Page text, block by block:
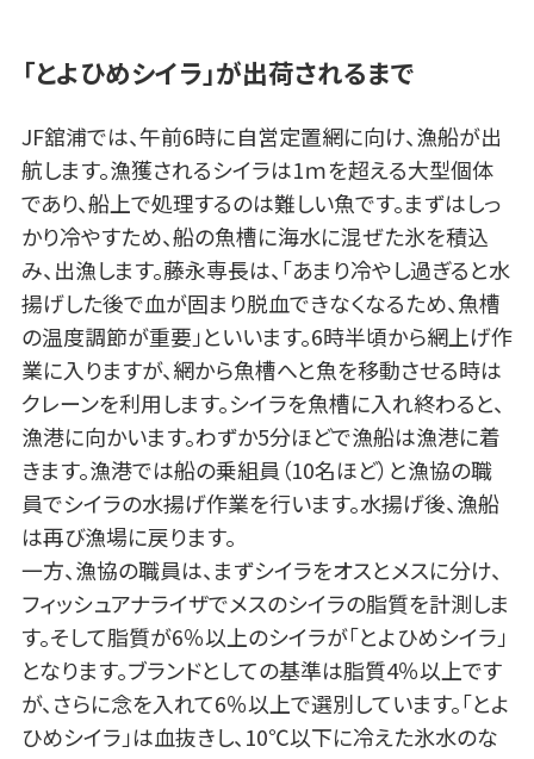
「とよひめシイラ」が出荷されるまで
JF舘浦では、午前6時に自営定置網に向け、漁船が出
航します。漁獲されるシイラは1ｍを超える大型個体
であり、船上で処理するのは難しい魚です。まずはしっ
かり冷やすため、船の魚槽に海水に混ぜた氷を積込
み、出漁します。藤永専長は、「あまり冷やし過ぎると水
揚げした後で血が固まり脱血できなくなるため、魚槽
の温度調節が重要」といいます。6時半頃から網上げ作
業に入りますが、網から魚槽へと魚を移動させる時は
クレーンを利用します。シイラを魚槽に入れ終わると、
漁港に向かいます。わずか5分ほどで漁船は漁港に着
きます。漁港では船の乗組員（10名ほど）と漁協の職
員でシイラの水揚げ作業を行います。水揚げ後、漁船
は再び漁場に戻ります。
一方、漁協の職員は、まずシイラをオスとメスに分け、
フィッシュアナライザでメスのシイラの脂質を計測しま
す。そして脂質が6％以上のシイラが「とよひめシイラ」
となります。ブランドとしての基準は脂質4％以上です
が、さらに念を入れて6％以上で選別しています。「とよ
ひめシイラ」は血抜きし、10℃以下に冷えた氷水のな